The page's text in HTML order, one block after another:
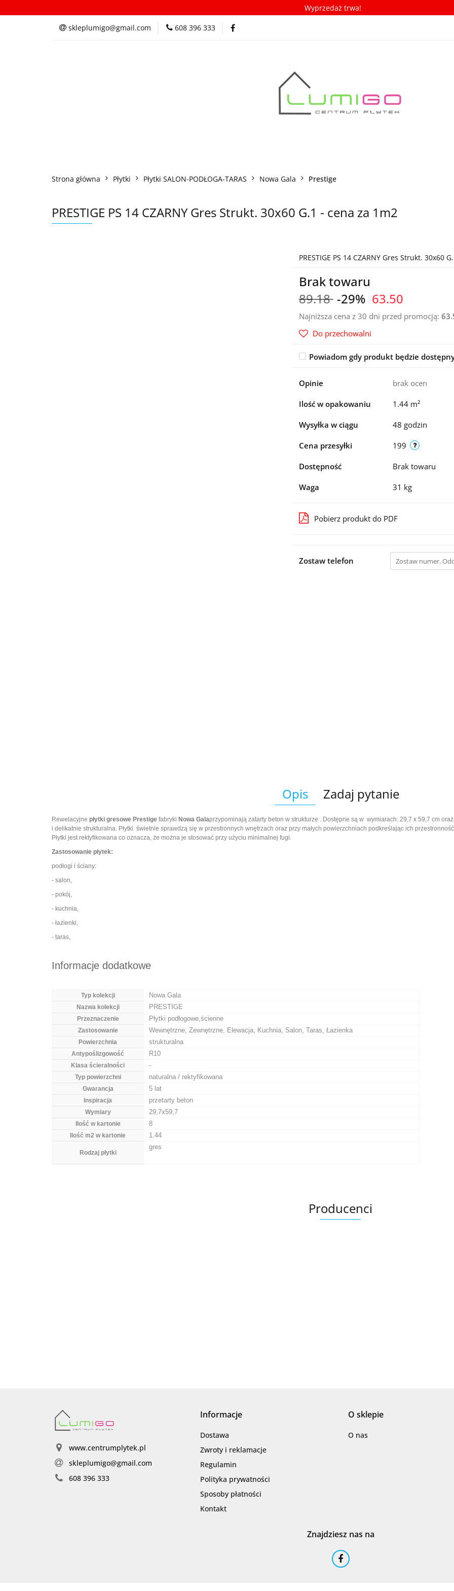
Wyprzedaż trwa!
skleplumigo@gmail.com 608 396 333
Kategorie Inspiracje Porady/ABC płytek Nowości
Strona główna Płytki Płytki SALON-PODŁOGA-TARAS Nowa Gala Prestige
PRESTIGE PS 14 CZARNY Gres Strukt. 30x60 G.1 - cena za 1m2
PRESTIGE PS 14 CZARNY Gres Strukt. 30x60
Brak towaru
89.18 -29% 63.50
Najniższa cena z 30 dni przed promocją:
Do przechowalni
Powiadom gdy produkt będzie
Opinie brak ocen
Ilość w opakowaniu 1.44 m²
Wysyłka w ciągu 48 godzin
Cena przesyłki 199
Dostępność Brak towaru
Waga 31 kg
Pobierz produkt do PDF
Zostaw telefon
Opis Zadaj pytanie
Rewelacyjne płytki gresowe Prestige fabryki Nowa Galaprzypominają zatarty beton w strukturze . Dostępne są w wymiarach: 29,7 x 59,7 cm
i delikatnie strukturalna. Płytki świetnie sprawdzą się w przestronnych wnętrzach oraz przy małych powierzchniach podkreślając ich
Płytki jest rektyfikowana co oznacza, że można je stosować przy użyciu minimalnej fugi.
Zastosowanie płytek:
podłogi i ściany:
- salon,
- pokój,
- kuchnia,
- łazienki,
- taras,
Informacje dodatkowe
Typ kolekcji Nowa Gala
Nazwa kolekcji PRESTIGE
Przeznaczenie Płytki podłogowe,ścienne
Zastosowanie Wewnętrzne, Zewnętrzne, Elewacja, Kuchnia, Salon, Taras, Łazienka
Powierzchnia strukturalna
Antypoślizgowość R10
Klasa ścieralności -
Typ powierzchni naturalna / rektyfikowana
Gwarancja 5 lat
Inspiracja przetarty beton
Wymiary 29,7x59,7
Ilość w kartonie 8
Ilość m2 w kartonie 1.44
Rodzaj płytki
gres
Producenci
Barwolf
www.centrumplytek.pl
skleplumigo@gmail.com
608 396 333
Informacje
Dostawa
Zwroty i reklamacje
Regulamin
Polityka prywatności
Sposoby płatności
Kontakt
O sklepie
O nas
Znajdziesz nas na